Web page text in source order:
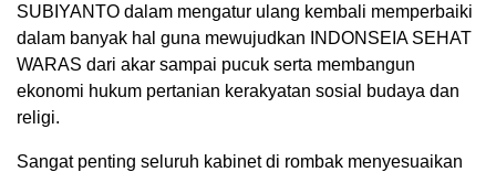
SUBIYANTO dalam mengatur ulang kembali memperbaiki
dalam banyak hal guna mewujudkan INDONSEIA SEHAT
WARAS dari akar sampai pucuk serta membangun
ekonomi hukum pertanian kerakyatan sosial budaya dan
religi.
Sangat penting seluruh kabinet di rombak menyesuaikan